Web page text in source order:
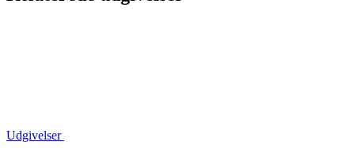
Udgivelser